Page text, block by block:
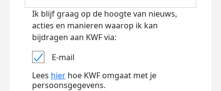
Ik blijf graag op de hoogte van nieuws,
acties en manieren waarop ik kan
bijdragen aan KWF via:
E-mail
Lees hier hoe KWF omgaat met je
persoonsgegevens.